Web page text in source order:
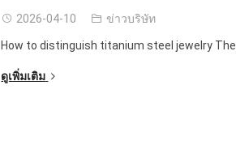
2026-04-10 ข่าวบริษัท
How to distinguish titanium steel jewelry The
ดูเพิ่มเติม